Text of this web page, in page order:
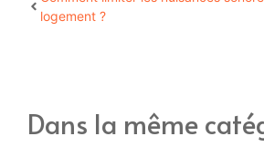
logement ?
Dans la même